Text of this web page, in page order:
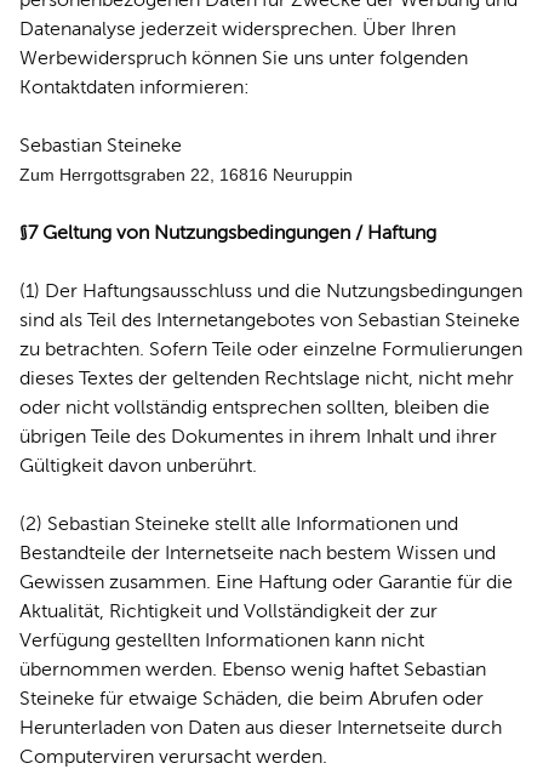
Datenanalyse jederzeit widersprechen. Über Ihren
Werbewiderspruch können Sie uns unter folgenden
Kontaktdaten informieren:
Sebastian Steineke
Zum Herrgottsgraben 22, 16816 Neuruppin
§7 Geltung von Nutzungsbedingungen / Haftung
(1) Der Haftungsausschluss und die Nutzungsbedingungen
sind als Teil des Internetangebotes von Sebastian Steineke
zu betrachten. Sofern Teile oder einzelne Formulierungen
dieses Textes der geltenden Rechtslage nicht, nicht mehr
oder nicht vollständig entsprechen sollten, bleiben die
übrigen Teile des Dokumentes in ihrem Inhalt und ihrer
Gültigkeit davon unberührt.
(2) Sebastian Steineke stellt alle Informationen und
Bestandteile der Internetseite nach bestem Wissen und
Gewissen zusammen. Eine Haftung oder Garantie für die
Aktualität, Richtigkeit und Vollständigkeit der zur
Verfügung gestellten Informationen kann nicht
übernommen werden. Ebenso wenig haftet Sebastian
Steineke für etwaige Schäden, die beim Abrufen oder
Herunterladen von Daten aus dieser Internetseite durch
Computerviren verursacht werden.